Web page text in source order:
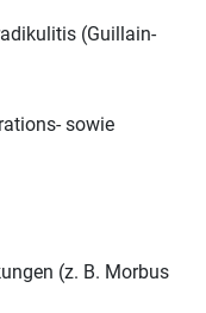
(Guillain-
sowie
(z. B. Morbus